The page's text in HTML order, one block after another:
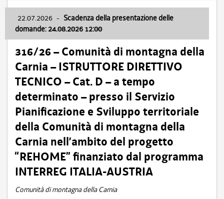
22.07.2026 - Scadenza della presentazione delle
domande: 24.08.2026 12:00
316/26 – Comunità di montagna della
Carnia – ISTRUTTORE DIRETTIVO
TECNICO – Cat. D – a tempo
determinato – presso il Servizio
Pianificazione e Sviluppo territoriale
della Comunità di montagna della
Carnia nell’ambito del progetto
“REHOME” finanziato dal programma
INTERREG ITALIA-AUSTRIA
Comunità di montagna della Carnia